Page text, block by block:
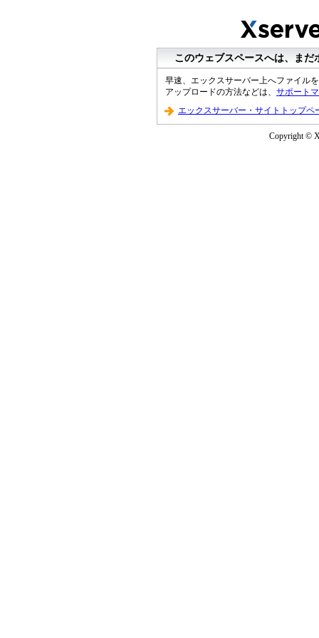
このウェブスペースへは、ま
早速、エックスサーバー上へファイル
アップロードの方法などは、 サポート
エックスサーバー・サイトトップペ
Copyright ©